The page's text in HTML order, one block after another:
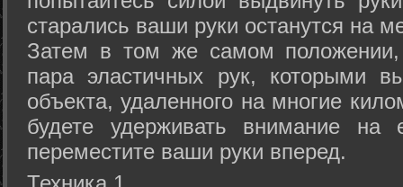
старались ваши руки останутся на
Затем в том же самом положении,
пара эластичных рук, которыми
объекта, удаленного на многие
будете удерживать внимание на
переместите ваши руки вперед.